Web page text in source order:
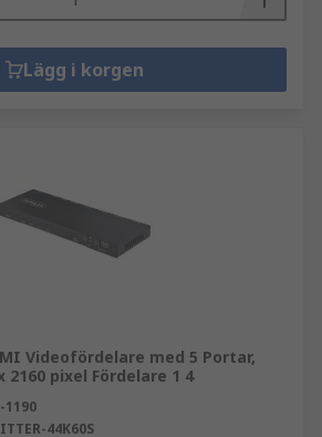
Lägg i korgen
Videofördelare med 5 Portar,
2160 pixel Fördelare 1 4
1190
44K60S